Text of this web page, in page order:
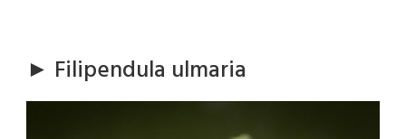
► Filipendula ulmaria